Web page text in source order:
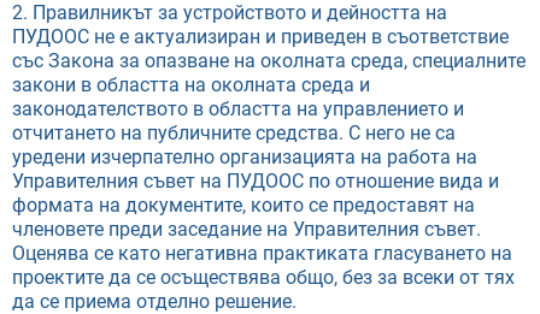
2. Правилникът за устройството и дейността на
ПУДООС не е актуализиран и приведен в съответствие
със Закона за опазване на околната среда, специалните
закони в областта на околната среда и
законодателството в областта на управлението и
отчитането на публичните средства. С него не са
уредени изчерпателно организацията на работа на
Управителния съвет на ПУДООС по отношение вида и
формата на документите, които се предоставят на
членовете преди заседание на Управителния съвет.
Оценява се като негативна практиката гласуването на
проектите да се осъществява общо, без за всеки от тях
да се приема отделно решение.